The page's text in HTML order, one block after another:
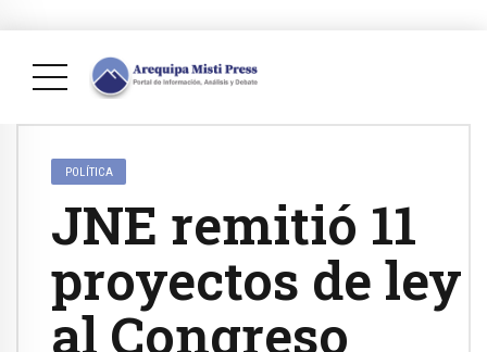
POLÍTICA
JNE remitió 11
proyectos de ley
al Congreso